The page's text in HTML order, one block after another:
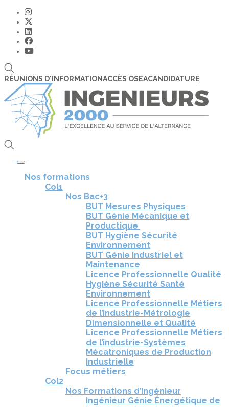
RÉUNIONS D'INFORMATIONACCÈS OSEACANDIDATURE
Toggle navigation
Nos formations
Col1
Nos Bac+3
BUT Mesures Physiques
BUT Génie Mécanique et
Productique
BUT Hygiène Sécurité
Environnement
BUT Génie Industriel et
Maintenance
Licence Professionnelle Qualité
Hygiène Sécurité Santé
Environnement
Licence Professionnelle Métiers
de l’industrie-Métrologie
Dimensionnelle et Qualité
Licence Professionnelle Métiers
de l’industrie-Systèmes
Mécatroniques de Production
Industrielle
Focus métiers
Col2
Nos Formations d’Ingénieur
Ingénieur Génie Énergétique de